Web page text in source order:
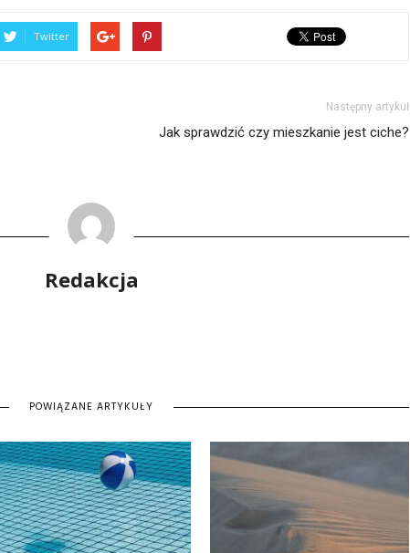
Twitter
Następny artykuł
Jak sprawdzić czy mieszkanie jest ciche?
Redakcja
POWIĄZANE ARTYKUŁY